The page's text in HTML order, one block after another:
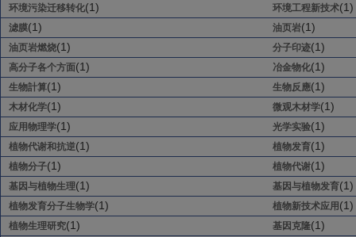
环境污染迁移转化(1) 环境工程新技术(1)
滤膜(1) 油页岩(1)
油页岩燃烧(1) 分子印迹(1)
高分子各个方面(1) 冶金物化(1)
生物計算(1) 生物反應(1)
木材化学(1) 微观木材学(1)
应用物理学(1) 光学实验(1)
植物代谢和抗逆(1) 植物发育(1)
植物分子(1) 植物代谢(1)
基因与植物生理(1) 基因与植物发育(1)
植物发育分子生物学(1) 植物新技术应用 (1)
植物生理研究(1) 基因克隆(1)